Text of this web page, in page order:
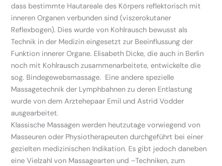
dass bestimmte Hautareale des Körpers reflektorisch mit
inneren Organen verbunden sind (viszerokutaner
Reflexbogen). Dies wurde von Kohlrausch bewusst als
Technik in der Medizin eingesetzt zur Beeinflussung der
Funktion innerer Organe. Elisabeth Dicke, die auch in Berlin
noch mit Kohlrausch zusammenarbeitete, entwickelte die
sog. Bindegewebsmassage. Eine andere spezielle
Massagetechnik der Lymphbahnen zu deren Entlastung
wurde von dem Arztehepaar Emil und Astrid Vodder
ausgearbeitet.
Klassische Massagen werden heutzutage vorwiegend von
Masseuren oder Physiotherapeuten durchgeführt bei einer
gezielten medizinischen Indikation. Es gibt jedoch daneben
eine Vielzahl von Massagearten und –Techniken, zum